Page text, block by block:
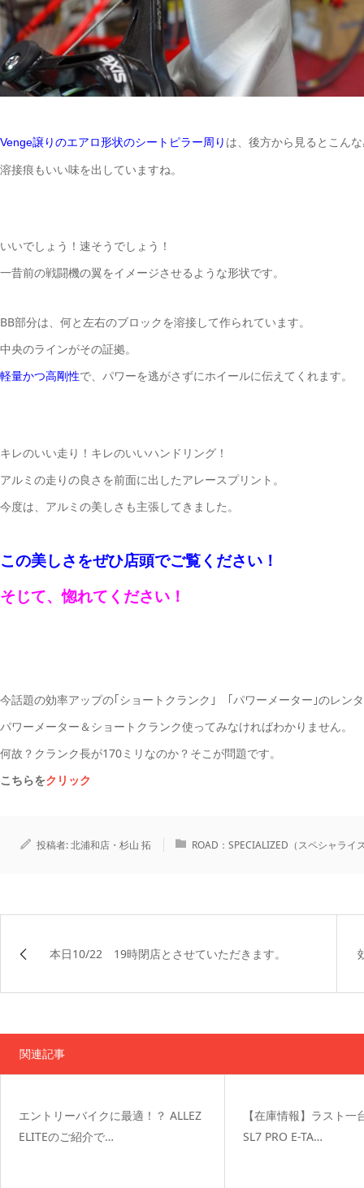
Venge譲りのエアロ形状のシートピラー周り は、後方から見るとこん
溶接痕もいい味を出していますね。
いいでしょう！速そうでしょう！
一昔前の戦闘機の翼をイメージさせるような形状です。
BB部分は、何と左右のブロックを溶接して作られています。
中央のラインがその証拠。
軽量かつ高剛性で、パワーを逃がさずにホイールに伝えてくれます。
キレのいい走り！キレのいいハンドリング！
アルミの走りの良さを前面に出したアレースプリント。
今度は、アルミの美しさも主張してきました。
この美しさをぜひ店頭でご覧ください！
そじて、惚れてください！
今話題の効率アップの｢ショートクランク｣ ｢パワーメーター｣のレン
パワーメーター＆ショートクランク使ってみなければわかりません。
何故？クランク長が170ミリなのか？そこが問題です。
こちらをクリック
投稿者:北浦和店・杉山 拓 ROAD：SPECIALIZED（スペシャライ
本日10/22 19時閉店とさせていただきます。
関連記事
エントリーバイクに最適！？ ALLEZ
ELITEのご紹介で…
【在庫情報】ラスト一
SL7 PRO E-TA…